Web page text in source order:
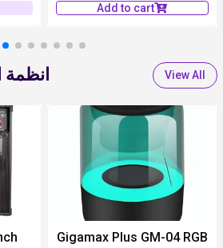
Add to cart
View All
Gigamax Plus GM-04 RGB